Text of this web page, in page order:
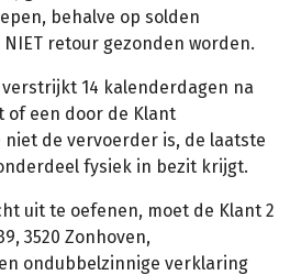
behalve op solden
retour gezonden worden.
14 kalenderdagen na
of een door de Klant
niet de vervoerder is, de laatste
fysiek in bezit krijgt.
uit te oefenen, moet de Klant 2
3520 Zonhoven,
ondubbelzinnige verklaring